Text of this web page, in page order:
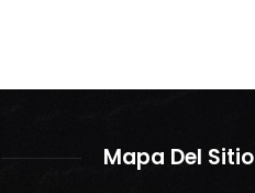
Mapa Del Sitio